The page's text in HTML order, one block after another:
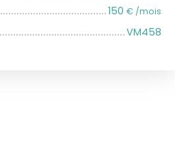
150 € /mois
VM458